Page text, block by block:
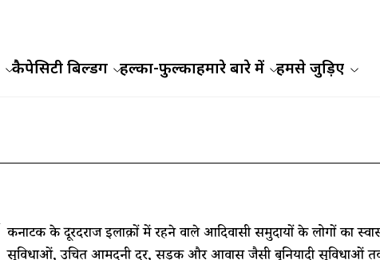
कैपेसिटी बिल्डिंग हल्का-फुल्काहमारे बारे में हमसे जुड़िए
कर्नाटक के दूरदराज इलाक़ों में रहने वाले आदिवासी समुदायों के लोगों का